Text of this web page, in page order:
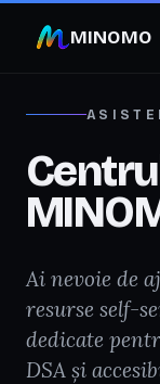
MINOMO
Ai nevoie de
resurse self-
dedicate
DSA și